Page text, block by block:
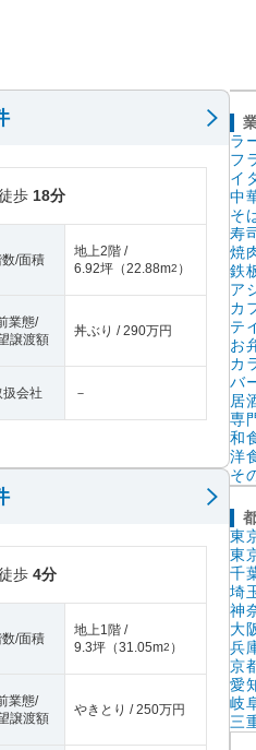
歩 18分
数/面積
地上2階 /
6.92坪 （22.88m2 ）
業態/
譲渡額
丼ぶり / 290万円
扱会社 －
歩 4分
数/面積
地上1階 /
9.3坪 （31.05m2 ）
業態/
譲渡額
やきとり / 250万円
ラ
フ
イ
中
そ
寿
焼
鉄
ア
カ
テ
お
カ
バ
居
専
和
洋
そ
東
東
千
埼
神
大
兵
京
愛
岐
三